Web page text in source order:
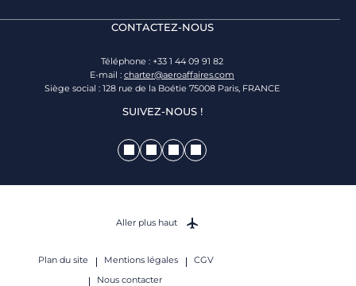
CONTACTEZ-NOUS
Téléphone : +33 1 44 09 91 82
E-mail : charter@aeroaffaires.com
Siège social : 128 rue de la Boétie 75008 Paris, FRANCE
SUIVEZ-NOUS !
Plan du site Mentions légales
CGV
Nous contacter
Aller plus haut